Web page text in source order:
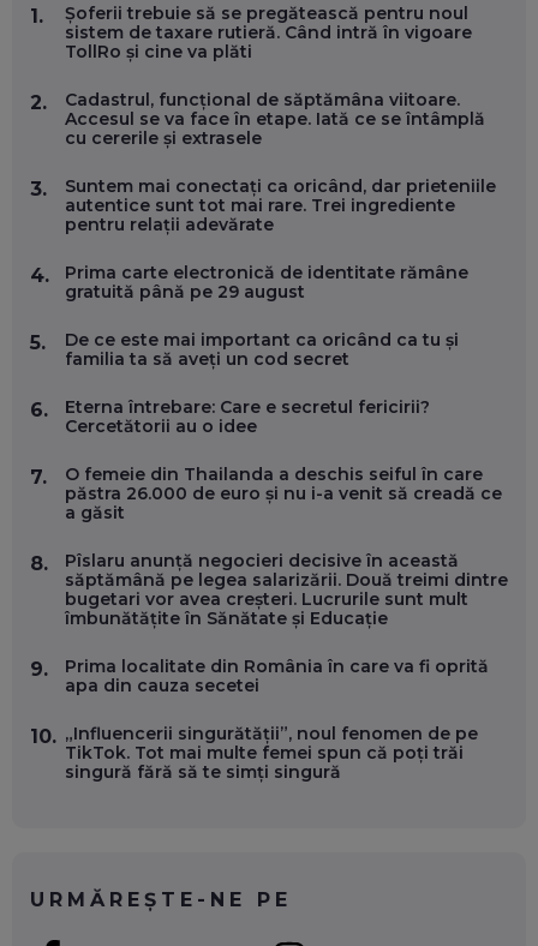
FOLOSEȘTI TEHNOLOGIA CA SĂ FII MAI BUN LA JOB. ȘI CUM
SE VA SCHIMBA MUNCA, ÎN URMĂTORII ANI
EP. 58
MARIUS PAȘCULEA, COFONDATOR AL KULTH: CUM
FOLOSEȘTI TEHNOLOGIA CA SĂ ÎȚI DESCHIZI DRUMUL
EP. 57
EFICIENT VIAȚA ONLINE. ȘI CARE SUNT PRIMII PAȘI ÎNTR-O
CARIERĂ DE „HACKER CU PERMIS”
EP. 56
DOINA VÎLCEANU, CONTENTSPEED: VREI SUCCES ONLINE?
EP. 55
OLIVIU MATEI, HOLISUN: SOFTWARE DE LA CLUJ PENTRU
WASHINGTON, OCHELARI INTELIGENȚI ȘI FERME
VERTICALE FĂRĂ PĂMÂNT
VALENTIN VANCEA, CEO AL PATRIA BANK: AUTOMATIZĂM
PROCESE, DAR CE FACEM CÂND PICĂ BAZA DE DATE, LA
EP. 53
VOICU OPREAN (AROBS): CUM CONSTRUIEȘTI O COMPANIE
GLOBALĂ, FĂRĂ SĂ PIERZI LEGĂTURA CU COMUNITATEA
TA LOCALĂ - ȘI CE SĂ DAI ÎNAPOI
ANTREPRENORI
1.
Șoferii trebuie să se pregătească pentru noul
sistem de taxare rutieră. Când intră în vigoare
TollRo și cine va plăti
2.
Cadastrul, funcțional de săptămâna viitoare.
Accesul se va face în etape. Iată ce se întâmplă
cu cererile și extrasele
3.
Suntem mai conectați ca oricând, dar prieteniile
autentice sunt tot mai rare. Trei ingrediente
pentru relații adevărate
4.
Prima carte electronică de identitate rămâne
gratuită până pe 29 august
5.
De ce este mai important ca oricând ca tu și
familia ta să aveți un cod secret
6.
Eterna întrebare: Care e secretul fericirii?
Cercetătorii au o idee
7.
O femeie din Thailanda a deschis seiful în care
păstra 26.000 de euro și nu i-a venit să creadă ce
a găsit
8.
Pîslaru anunță negocieri decisive în această
săptămână pe legea salarizării. Două treimi dintre
bugetari vor avea creșteri. Lucrurile sunt mult
îmbunătățite în Sănătate și Educație
9.
Prima localitate din România în care va fi oprită
apa din cauza secetei
10. „Influencerii singurătății”, noul fenomen de pe
TikTok. Tot mai multe femei spun că poți trăi
singură fără să te simți singură
URMĂREȘTE-NE PE